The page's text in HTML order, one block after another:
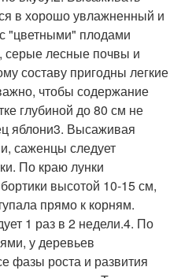
в хорошо увлажненный и
"цветными" плодами
серые лесные почвы и
составу пригодны легкие
чтобы содержание
глубиной до 80 см не
яблони3. Высаживая
саженцы следует
По краю лунки
высотой 10-15 см,
прямо к корням.
1 раз в 2 недели.4. По
у деревьев
фазы роста и развития